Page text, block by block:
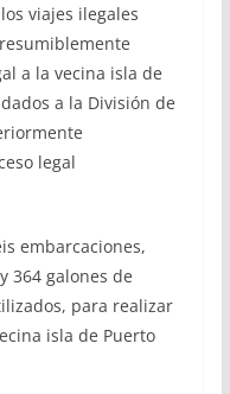
viajes ilegales
a la vecina isla de
a la División de
legal
embarcaciones,
364 galones de
para realizar
isla de Puerto